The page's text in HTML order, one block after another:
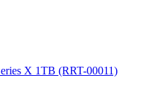
X 1TB (RRT-00011)